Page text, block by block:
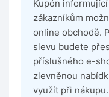
Kupón
zákazníkům
online obchodě.
slevu budete
příslušného e-
zlevněnou
využít při nákupu.